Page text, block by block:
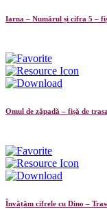
Iarna – Numărul și cifra 5 –
Omul de zăpadă – fișă de
Învățăm cifrele cu Dino –